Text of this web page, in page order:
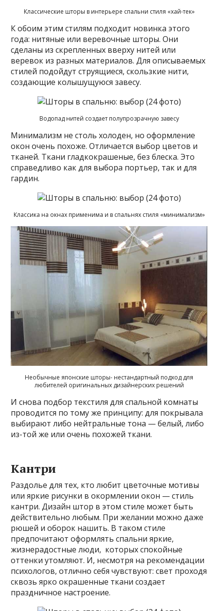
Классические шторы в интерьере спальни стиля «хай-тек»
К обоим этим стилям подходит новинка этого
года: нитяные или веревочные шторы. Они
сделаны из скрепленных вверху нитей или
веревок из разных материалов. Для описываемых
стилей подойдут струящиеся, скользкие нити,
создающие колышущуюся завесу.
Водопад нитей создает полупрозрачную завесу
Минимализм не столь холоден, но оформление
окон очень похоже. Отличается выбор цветов и
тканей. Ткани гладкокрашеные, без блеска. Это
справедливо как для выбора портьер, так и для
гардин.
Классика на окнах применима и в спальнях стиля «минимализм»
Необычные японские шторы- нестандартный подход для
любителей оригинальных дизайнерских решений
И снова подбор текстиля для спальной комнаты
проводится по тому же принципу: для покрывала
выбирают либо нейтральные тона — белый, либо
из-той же или очень похожей ткани.
Кантри
Раздолье для тех, кто любит цветочные мотивы
или яркие рисунки в окормлении окон — стиль
кантри. Дизайн штор в этом стиле может быть
действительно любым. При желании можно даже
рюшей и оборок нашить. В таком стиле
предпочитают оформлять спальни яркие,
жизнерадостные люди, которых спокойные
оттенки утомляют. И, несмотря на рекомендации
психологов, отлично себя чувствуют: свет проходя
сквозь ярко окрашенные ткани создает
праздничное настроение.